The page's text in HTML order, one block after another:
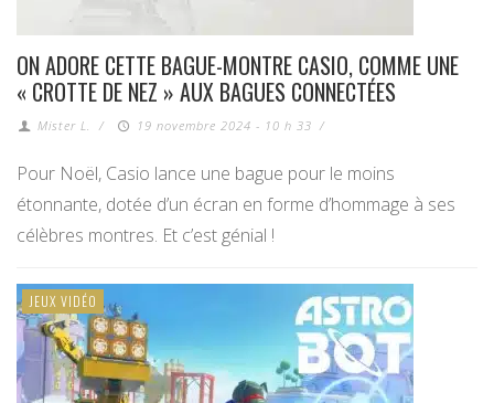
ON ADORE CETTE BAGUE-MONTRE CASIO, COMME UNE
« CROTTE DE NEZ » AUX BAGUES CONNECTÉES
Mister L. / 19 novembre 2024 - 10 h 33 /
Pour Noël, Casio lance une bague pour le moins
étonnante, dotée d’un écran en forme d’hommage à ses
célèbres montres. Et c’est génial !
JEUX VIDÉO